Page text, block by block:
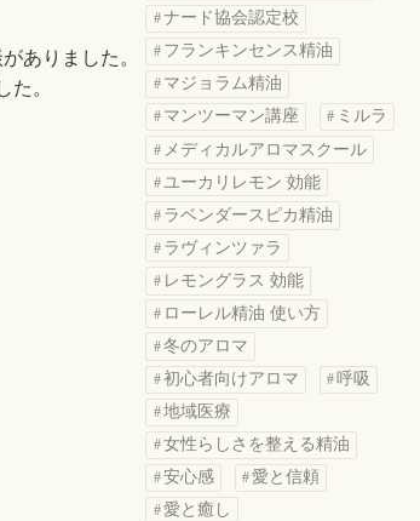
ありました。
。
ナード協会認定校
フランキンセンス精油
マジョラム精油
マンツーマン講座
ミルラ
メディカルアロマスクール
ユーカリレモン 効能
ラベンダースピカ精油
ラヴィンツァラ
レモングラス 効能
ローレル精油 使い方
冬のアロマ
初心者向けアロマ
呼吸
地域医療
女性らしさを整える精油
安心感
愛と信頼
愛と癒し